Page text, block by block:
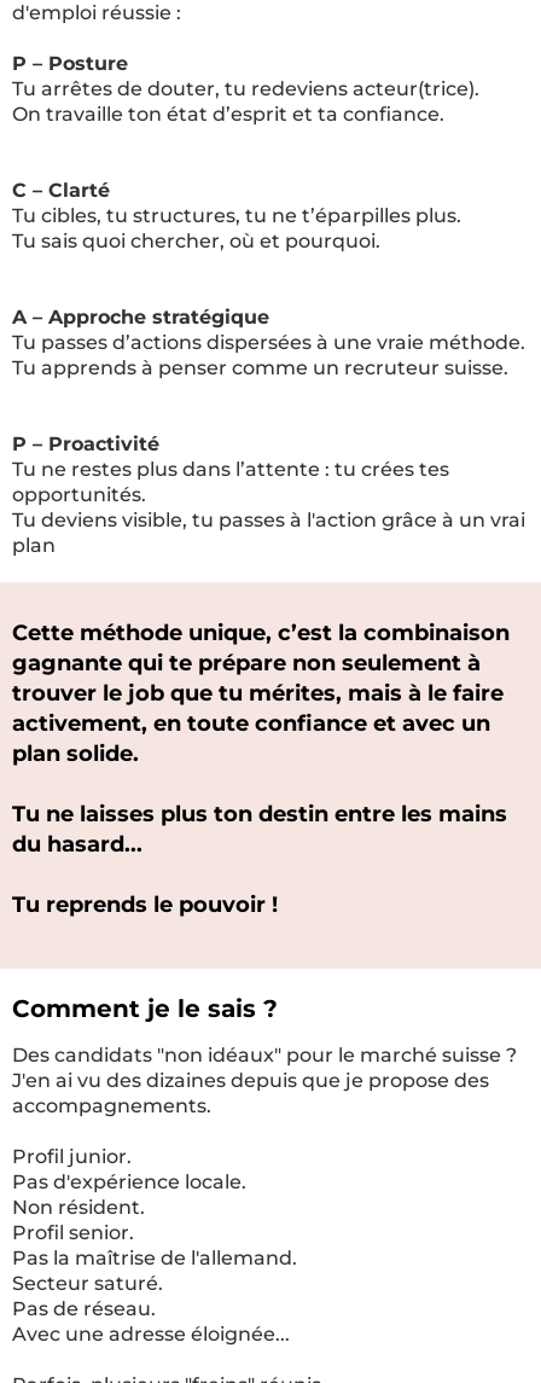
d'emploi réussie :
P – Posture
Tu arrêtes de douter, tu redeviens acteur(trice).
On travaille ton état d’esprit et ta confiance.
C – Clarté
Tu cibles, tu structures, tu ne t’éparpilles plus.
Tu sais quoi chercher, où et pourquoi.
A – Approche stratégique
Tu passes d’actions dispersées à une vraie méthode.
Tu apprends à penser comme un recruteur suisse.
P – Proactivité
Tu ne restes plus dans l’attente : tu crées tes
opportunités.
Tu deviens visible, tu passes à l'action grâce à un vrai
plan
Cette méthode unique, c’est la combinaison
gagnante qui te prépare non seulement à
trouver le job que tu mérites, mais à le faire
activement, en toute confiance et avec un
plan solide.
Tu ne laisses plus ton destin entre les mains
du hasard...
Tu reprends le pouvoir !
Comment je le sais ?
Des candidats "non idéaux" pour le marché suisse ?
J'en ai vu des dizaines depuis que je propose des
accompagnements.
Profil junior.
Pas d'expérience locale.
Non résident.
Profil senior.
Pas la maîtrise de l'allemand.
Secteur saturé.
Pas de réseau.
Avec une adresse éloignée...